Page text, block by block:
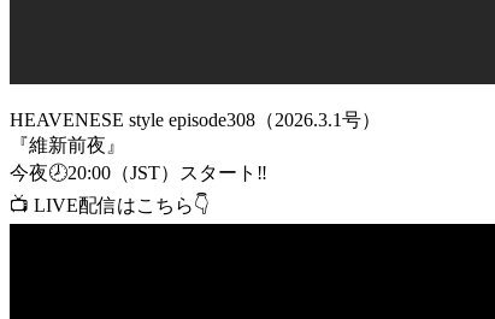
HEAVENESE style episode308（2026.3.1号）
『維新前夜』
今夜🕗20:00（JST）スタート‼️
📺 LIVE配信はこちら👇